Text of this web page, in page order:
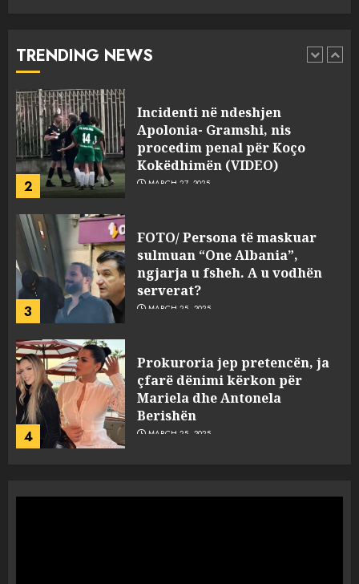
TRENDING NEWS
1
pasuri të pajustifikuar
2
Incidenti në ndeshjen
Apolonia- Gramshi, nis
procedim penal për Koço
Kokëdhimën (VIDEO)
MARCH 27, 2025
3
FOTO/ Persona të maskuar
sulmuan “One Albania”,
ngjarja u fsheh. A u vodhën
serverat?
MARCH 25, 2025
4
Prokuroria jep pretencën, ja
çfarë dënimi kërkon për
Mariela dhe Antonela
Berishën
MARCH 25, 2025